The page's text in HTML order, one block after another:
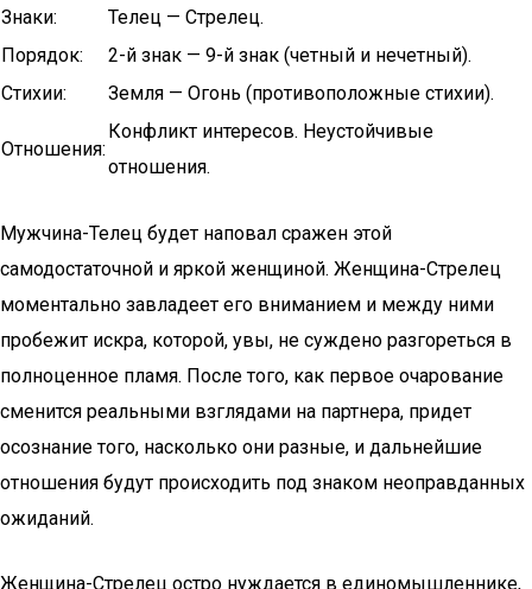
Знаки:
Телец — Стрелец.
Порядок:
2-й знак — 9-й знак (четный и нечетный).
Стихии:
Земля — Огонь (противоположные стихии).
Отношения:
Конфликт интересов. Неустойчивые
отношения.
Мужчина-Телец будет наповал сражен этой
самодостаточной и яркой женщиной. Женщина-Стрелец
моментально завладеет его вниманием и между ними
пробежит искра, которой, увы, не суждено разгореться в
полноценное пламя. После того, как первое очарование
сменится реальными взглядами на партнера, придет
осознание того, насколько они разные, и дальнейшие
отношения будут происходить под знаком неоправданных
ожиданий.
Женщина-Стрелец остро нуждается в единомышленнике,